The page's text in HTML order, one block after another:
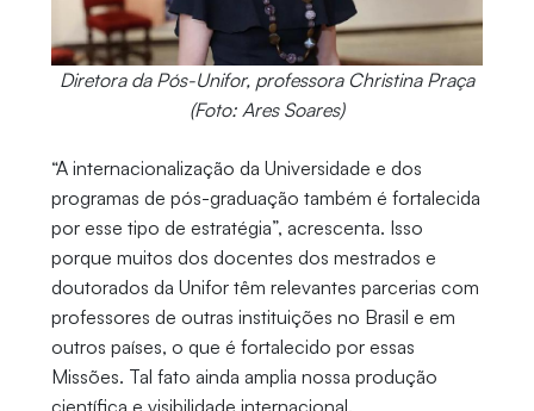
Diretora da Pós-Unifor, professora Christina Praça
(Foto: Ares Soares)
“A internacionalização da Universidade e dos
programas de pós-graduação também é fortalecida
por esse tipo de estratégia”, acrescenta. Isso
porque muitos dos docentes dos mestrados e
doutorados da Unifor têm relevantes parcerias com
professores de outras instituições no Brasil e em
outros países, o que é fortalecido por essas
Missões. Tal fato ainda amplia nossa produção